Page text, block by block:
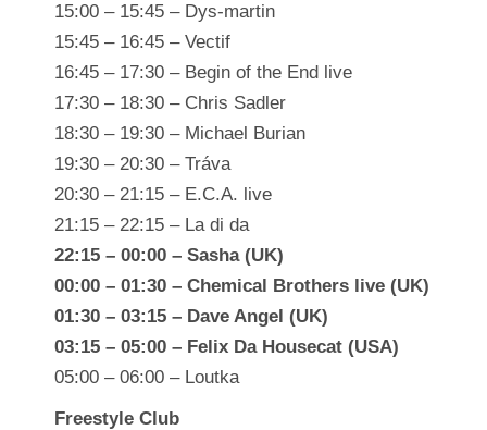
15:00 – 15:45 – Dys-martin
15:45 – 16:45 – Vectif
16:45 – 17:30 – Begin of the End live
17:30 – 18:30 – Chris Sadler
18:30 – 19:30 – Michael Burian
19:30 – 20:30 – Tráva
20:30 – 21:15 – E.C.A. live
21:15 – 22:15 – La di da
22:15 – 00:00 – Sasha (UK)
00:00 – 01:30 – Chemical Brothers live (UK)
01:30 – 03:15 – Dave Angel (UK)
03:15 – 05:00 – Felix Da Housecat (USA)
05:00 – 06:00 – Loutka
Freestyle Club